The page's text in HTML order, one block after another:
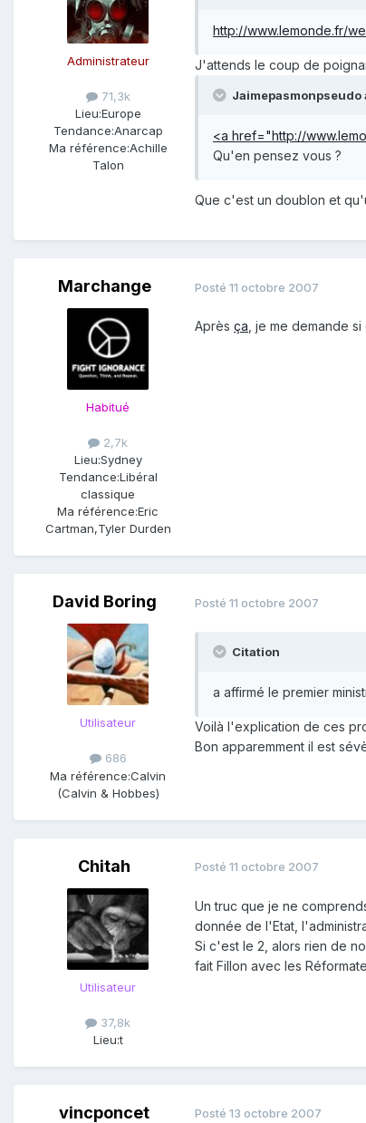
Administrateur
71,3k
Lieu:Europe
Tendance:Anarcap
Ma référence:Achille
Talon
http://www.lemonde.fr/
J'attends le coup de
Jaimepasmonpseudo
<a href="http://
Qu'en pensez vous ?
Que c'est un doublon et
Marchange
Habitué
2,7k
Lieu:Sydney
Tendance:Libéral
classique
Ma référence:Eric
Cartman,Tyler Durden
Posté 11 octobre 2007
Après ça , je me demande
David Boring
Utilisateur
686
Ma référence:Calvin
(Calvin & Hobbes)
Posté 11 octobre 2007
Citation
a affirmé le premier
Voilà l'explication de ces
Bon apparemment il est
Chitah
Utilisateur
37,8k
Lieu:t
Posté 11 octobre 2007
Un truc que je ne
donnée de l'Etat,
Si c'est le 2, alors rien de
fait Fillon avec les
vincponcet Posté 13 octobre 2007